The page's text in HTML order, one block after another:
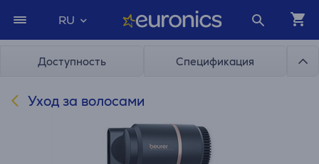
RU
Доступность Спецификация
Уход за волосами